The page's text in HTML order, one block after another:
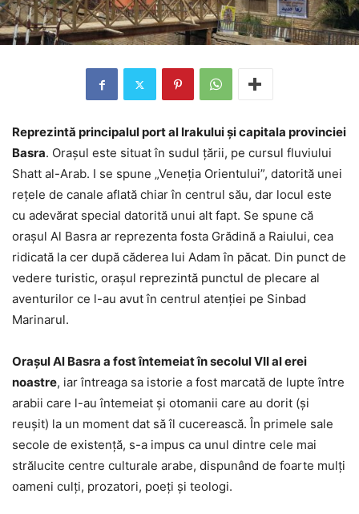
Reprezintă principalul port al Irakului și capitala provinciei
Basra. Orașul este situat în sudul țării, pe cursul fluviului
Shatt al-Arab. I se spune „Veneția Orientului”, datorită unei
rețele de canale aflată chiar în centrul său, dar locul este
cu adevărat special datorită unui alt fapt. Se spune că
orașul Al Basra ar reprezenta fosta Grădină a Raiului, cea
ridicată la cer după căderea lui Adam în păcat. Din punct de
vedere turistic, orașul reprezintă punctul de plecare al
aventurilor ce l-au avut în centrul atenției pe Sinbad
Marinarul.
Orașul Al Basra a fost întemeiat în secolul VII al erei
noastre, iar întreaga sa istorie a fost marcată de lupte între
arabii care l-au întemeiat și otomanii care au dorit (și
reușit) la un moment dat să îl cucerească. În primele sale
secole de existență, s-a impus ca unul dintre cele mai
strălucite centre culturale arabe, dispunând de foarte mulți
oameni culți, prozatori, poeți și teologi.